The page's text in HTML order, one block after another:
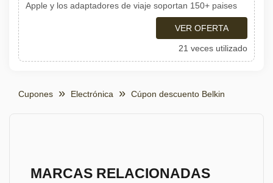
Apple y los adaptadores de viaje soportan 150+ paises
VER OFERTA
21 veces utilizado
Cupones Electrónica Cúpon descuento Belkin
MARCAS RELACIONADAS